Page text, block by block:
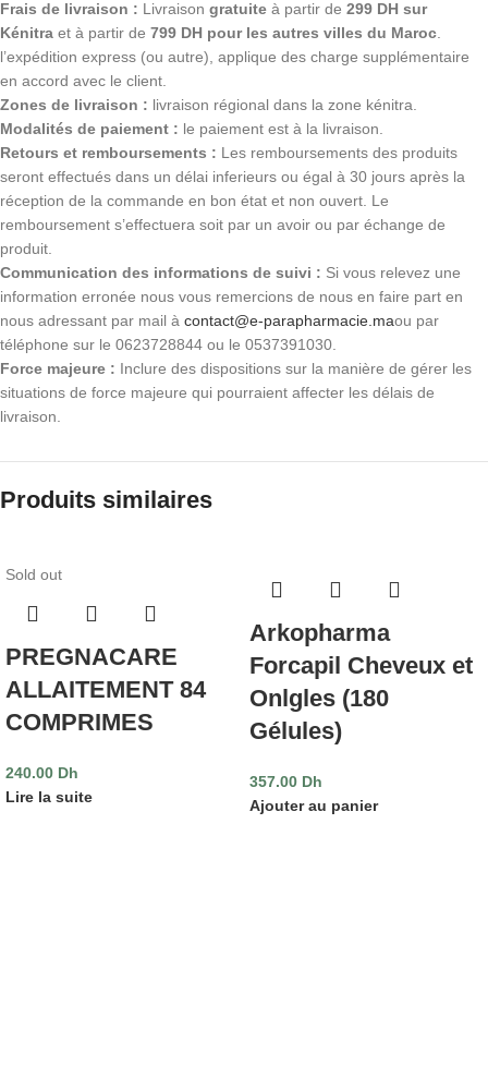
Frais de livraison : Livraison gratuite à partir de 299 DH sur
Kénitra et à partir de 799 DH pour les autres villes du Maroc
l’expédition express (ou autre), applique des charge supplémentaire
en accord avec le client.
Zones de livraison : livraison régional dans la zone kénitra.
Modalités de paiement : le paiement est à la livraison.
Retours et remboursements : Les remboursements des produits
seront effectués dans un délai inferieurs ou égal à 30 jours après la
réception de la commande en bon état et non ouvert. Le
remboursement s’effectuera soit par un avoir ou par échange de
produit.
Communication des informations de suivi : Si vous relevez une
information erronée nous vous remercions de nous en faire part en
nous adressant par mail à contact@e-parapharmacie.maou par
téléphone sur le 0623728844 ou le 0537391030.
Force majeure : Inclure des dispositions sur la manière de gérer les
situations de force majeure qui pourraient affecter les délais de
livraison.
Produits similaires
Sold out
PREGNACARE
ALLAITEMENT 84
COMPRIMES
240.00 Dh
Lire la suite
Arkopharma
Forcapil Cheveux et
Onlgles (180
Gélules)
357.00 Dh
Ajouter au panier